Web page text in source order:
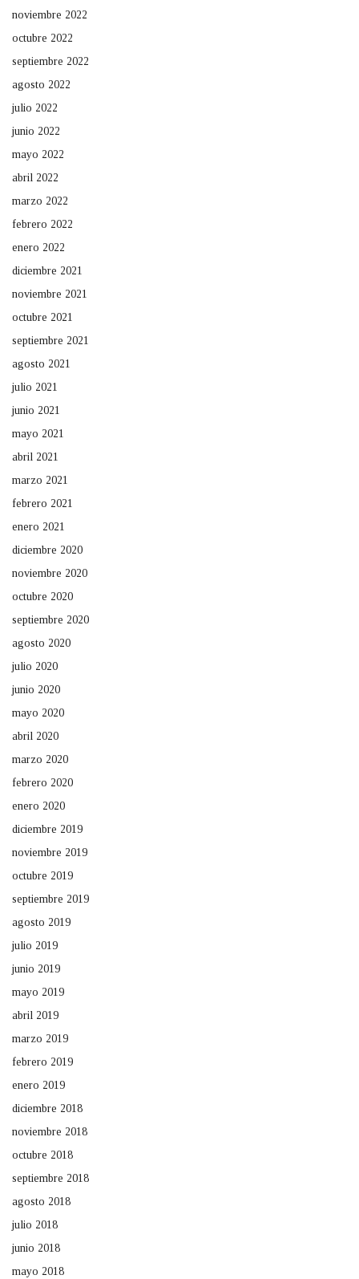
noviembre 2022
octubre 2022
septiembre 2022
agosto 2022
julio 2022
junio 2022
mayo 2022
abril 2022
marzo 2022
febrero 2022
enero 2022
diciembre 2021
noviembre 2021
octubre 2021
septiembre 2021
agosto 2021
julio 2021
junio 2021
mayo 2021
abril 2021
marzo 2021
febrero 2021
enero 2021
diciembre 2020
noviembre 2020
octubre 2020
septiembre 2020
agosto 2020
julio 2020
junio 2020
mayo 2020
abril 2020
marzo 2020
febrero 2020
enero 2020
diciembre 2019
noviembre 2019
octubre 2019
septiembre 2019
agosto 2019
julio 2019
junio 2019
mayo 2019
abril 2019
marzo 2019
febrero 2019
enero 2019
diciembre 2018
noviembre 2018
octubre 2018
septiembre 2018
agosto 2018
julio 2018
junio 2018
mayo 2018